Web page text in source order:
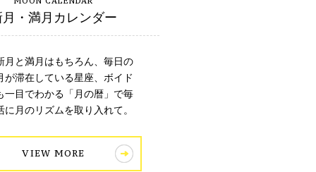
月・満月カレンダー
月と満月はもちろん、毎日の
が滞在している星座、ボイド
一目でわかる「月の暦」で毎
に月のリズムを取り入れて。
VIEW MORE